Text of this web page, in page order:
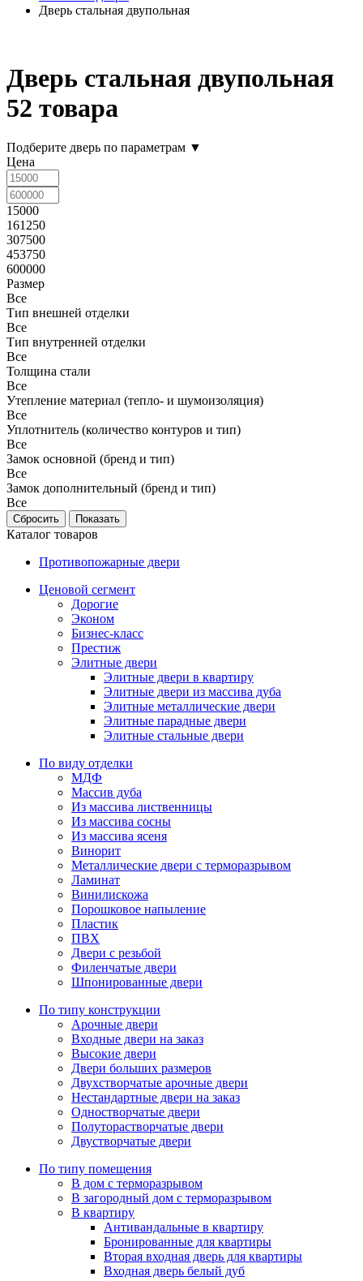
Дверь стальная двупольная
Дверь стальная двупольная
52 товара
Подберите дверь по параметрам ▼
Цена
15000
161250
307500
453750
600000
Размер
Все
Тип внешней отделки
Все
Тип внутренней отделки
Все
Толщина стали
Все
Утепление материал (тепло- и шумоизоляция)
Все
Уплотнитель (количество контуров и тип)
Все
Замок основной (бренд и тип)
Все
Замок дополнительный (бренд и тип)
Все
Каталог товаров
Противопожарные двери
Ценовой сегмент
Дорогие
Эконом
Бизнес-класс
Престиж
Элитные двери
Элитные двери в квартиру
Элитные двери из массива дуба
Элитные металлические двери
Элитные парадные двери
Элитные стальные двери
По виду отделки
МДФ
Массив дуба
Из массива лиственницы
Из массива сосны
Из массива ясеня
Винорит
Металлические двери с терморазрывом
Ламинат
Винилискожа
Порошковое напыление
Пластик
ПВХ
Двери с резьбой
Филенчатые двери
Шпонированные двери
По типу конструкции
Арочные двери
Входные двери на заказ
Высокие двери
Двери больших размеров
Двухстворчатые арочные двери
Нестандартные двери на заказ
Одностворчатые двери
Полуторастворчатые двери
Двустворчатые двери
По типу помещения
В дом с терморазрывом
В загородный дом с терморазрывом
В квартиру
Антивандальные в квартиру
Бронированные для квартиры
Вторая входная дверь для квартиры
Входная дверь белый дуб